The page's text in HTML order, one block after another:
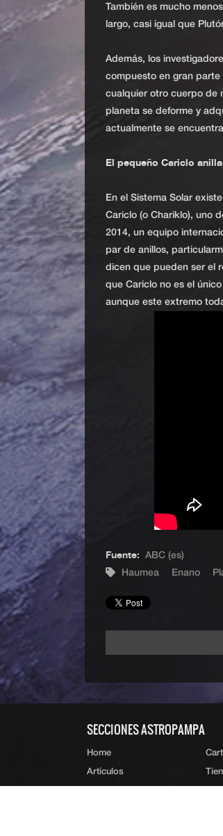
También es mucho
largo, casi igual que
Además, los
compuesto en gran
cualquier otro cuerpo de
planeta se deforme y
actualmente se
El pequeño Cariclo
En el Sistema Solar
Cariclo (o Chariklo), uno
2014, un equipo
par de anillos,
dicen que pueden ser el
que Cariclo no es el
aunque este extremo
Fuente:
ABC (es)
Haumea
Enano
SECCIONES ASTROPAMPA
Home
Artículos